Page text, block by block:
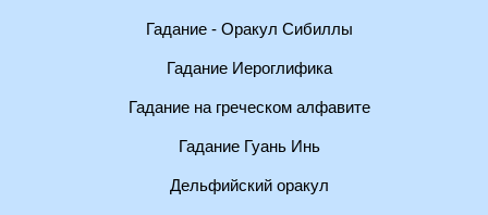
Гадание - Оракул Сибиллы
Гадание Иероглифика
Гадание на греческом алфавите
Гадание Гуань Инь
Дельфийский оракул